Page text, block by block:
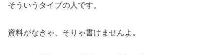
そういうタイプの人です。
資料がなきゃ、そりゃ書けませんよ。